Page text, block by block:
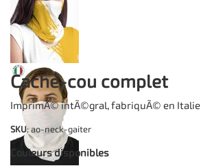
Cache-cou complet
ImprimÃ© intÃ©gral, fabriquÃ© en Italie
SKU: ao-neck-gaiter
Couleurs disponibles